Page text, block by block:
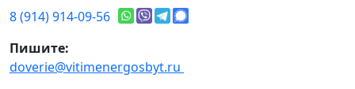
8 (914) 914-09-56
Пишите:
doverie@vitimenergosbyt.ru